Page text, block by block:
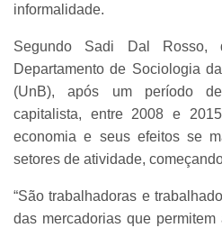
informalidade.
Segundo Sadi Dal Rosso,
Departamento de Sociologia
(UnB), após um período
capitalista, entre 2008 e
economia e seus efeitos se
setores de atividade,
“São trabalhadoras e
das mercadorias que